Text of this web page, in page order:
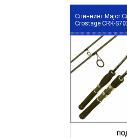
Спиннинг Major
Crostage CRK-